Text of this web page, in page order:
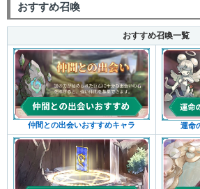
おすすめ召喚
おすすめ召喚一覧
仲間との出会いおすすめキャラ 運命